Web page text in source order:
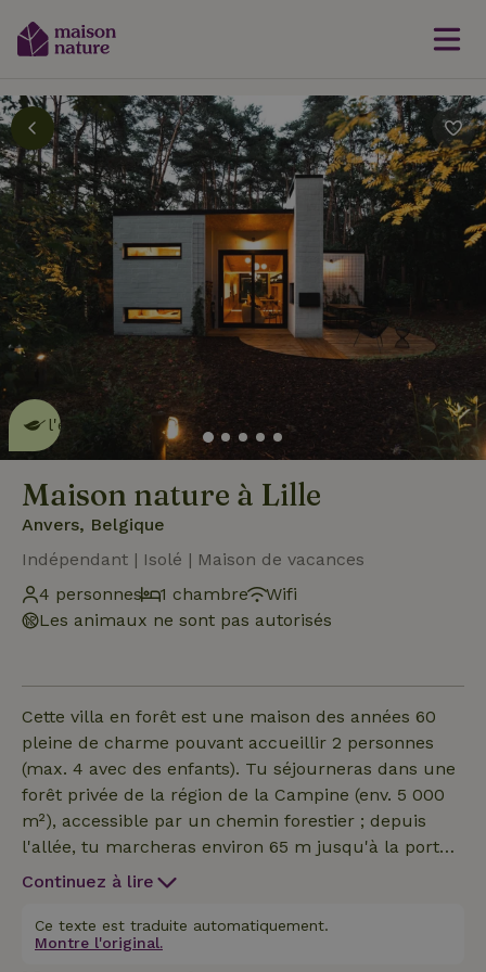
Cette Maison Nature fait de
l'effet
en savoir plus
Maison nature à Lille
Anvers, Belgique
Indépendant | Isolé | Maison de vacances
4 personnes
1 chambre
Wifi
Les animaux ne sont pas autorisés
Cette villa en forêt est une maison des années 60
pleine de charme pouvant accueillir 2 personnes
(max. 4 avec des enfants). Tu séjourneras dans une
forêt privée de la région de la Campine (env. 5 000
m²), accessible par un chemin forestier ; depuis
l'allée, tu marcheras environ 65 m jusqu'à la porte
d'entrée. À l'intérieur, l'aquarium encastré de 4,5 m
vivant près du coin salon et de la table à manger. La
cuisine est entièrement équipée ; il y a une
Continuez à lire
Ce texte est traduite automatiquement.
Montre l'original.